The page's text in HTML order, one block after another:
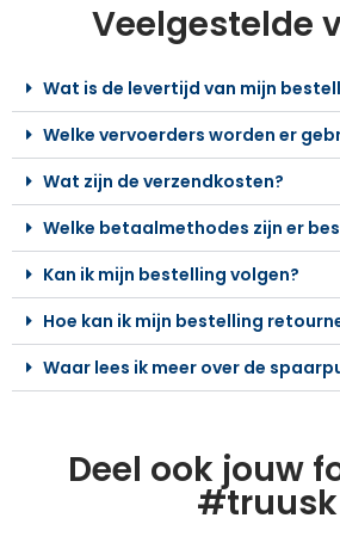
Veelgestelde
Wat is de levertijd van mijn
Welke vervoerders worden er
Wat zijn de verzendkosten?
Welke betaalmethodes zijn er
Kan ik mijn bestelling volgen?
Hoe kan ik mijn bestelling
Waar lees ik meer over de
Deel ook jouw
#truusk